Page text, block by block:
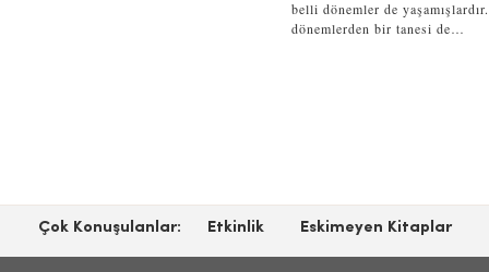
belli dönemler de
dönemlerden bir tanesi de…
Çok Konuşulanlar: Etkinlik Eskimeyen Kitaplar